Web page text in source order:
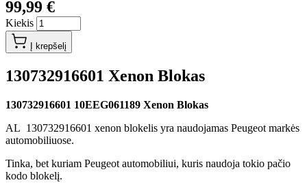
99,99 €
Kiekis
Į krepšelį
130732916601 Xenon Blokas
130732916601 10EEG061189 Xenon Blokas
AL 130732916601 xenon blokelis yra naudojamas Peugeot markės
automobiliuose.
Tinka, bet kuriam Peugeot automobiliui, kuris naudoja tokio pačio
kodo blokelį.